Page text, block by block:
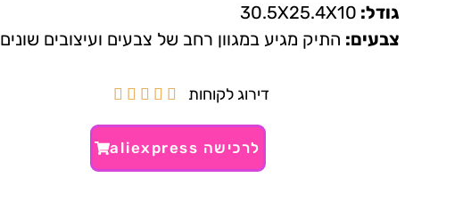
גודל: 30.5X25.4X10
צבעים: התיק מגיע במגוון רחב של צבעים ועיצובים שונים
דירוג לקוחות 




לרכישה aliexpress